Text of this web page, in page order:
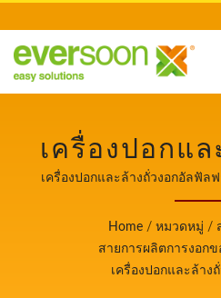
เครื่องปอกแ
เป็นหนึ่งในเ
สายการ
กอัลฟัลฟา.
เครื่องปอกและล้างถั่วงอกอัลฟัล
เต้าหู้และนมถั่วเหลืองอัตโนมัติที่
ปลอดภัยด้า
Home / หมวดหมู่ /
สายการผลิตการงอก
เครื่องปอกและล้าง